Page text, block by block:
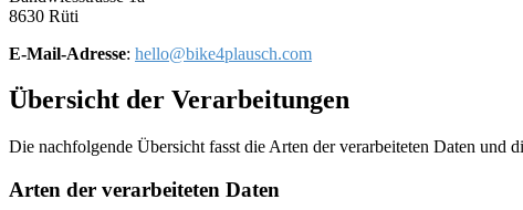
8630 Rüti
E-Mail-Adresse: hello@bike4plausch.com
Übersicht der Verarbeitungen
Die nachfolgende Übersicht fasst die Arten der verarbeiteten Daten und
Arten der verarbeiteten Daten